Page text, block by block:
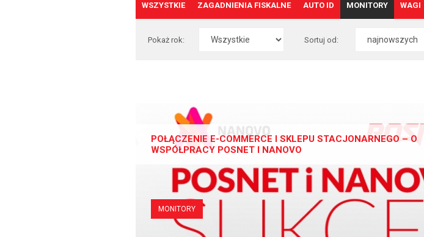
WSZYSTKIE ZAGADNIENIA FISKALNE AUTO ID MONITORY WAGI
Pokaż rok: Sortuj od:
POŁĄCZENIE E-COMMERCE I SKLEPU STACJONARNEGO – O
WSPÓŁPRACY POSNET I NANOVO
MONITORY